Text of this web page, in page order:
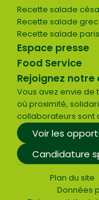
Recette salade
Recette salade
Recette salade
Espace presse
Food Service
Rejoignez notre
Vous avez envie de
où proximité,
collaborateurs sont
Voir les
Candidature
Plan du site
Données